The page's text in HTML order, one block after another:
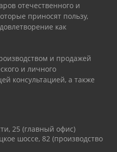
отечественного и
приносят пользу,
как
и продажей
и личного
консультацией, а также
25 (главный офис)
шоссе, 82 (производство